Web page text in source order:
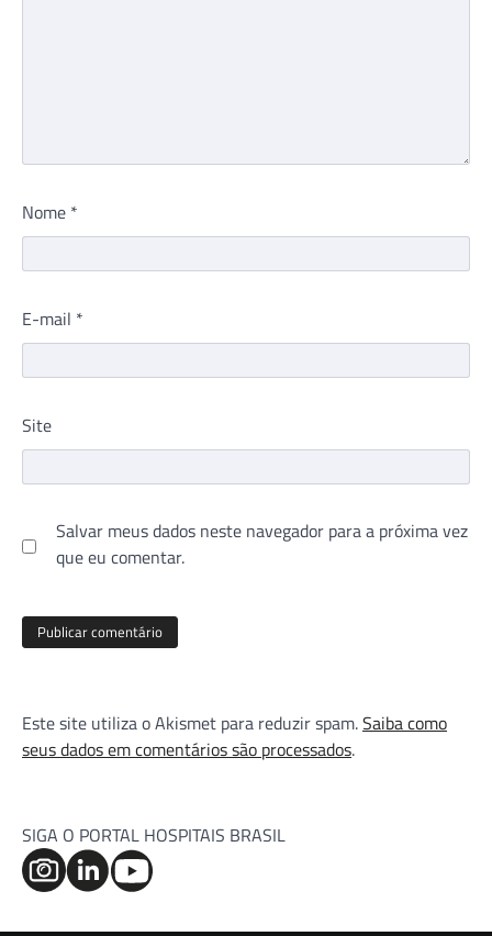
Nome *
E-mail *
Site
Salvar meus dados neste navegador para a próxima vez
que eu comentar.
Este site utiliza o Akismet para reduzir spam.Saiba como
seus dados em comentários são processados.
SIGA O PORTAL HOSPITAIS BRASIL